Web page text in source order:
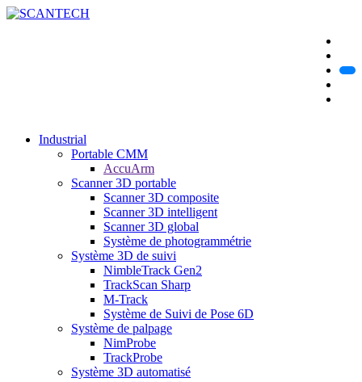
Industrial
Portable CMM
AccuArm
Scanner 3D portable
Scanner 3D composite
Scanner 3D intelligent
Scanner 3D global
Système de photogrammétrie
Système 3D de suivi
NimbleTrack Gen2
TrackScan Sharp
M-Track
Système de Suivi de Pose 6D
Système de palpage
NimProbe
TrackProbe
Système 3D automatisé